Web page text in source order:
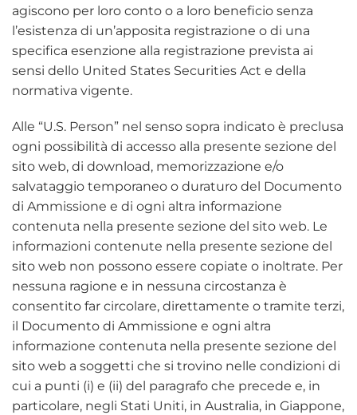
agiscono per loro conto o a loro beneficio senza
l’esistenza di un’apposita registrazione o di una
specifica esenzione alla registrazione prevista ai
sensi dello United States Securities Act e della
normativa vigente.
Alle “U.S. Person” nel senso sopra indicato è preclusa
ogni possibilità di accesso alla presente sezione del
sito web, di download, memorizzazione e/o
salvataggio temporaneo o duraturo del Documento
di Ammissione e di ogni altra informazione
contenuta nella presente sezione del sito web. Le
informazioni contenute nella presente sezione del
sito web non possono essere copiate o inoltrate. Per
nessuna ragione e in nessuna circostanza è
consentito far circolare, direttamente o tramite terzi,
il Documento di Ammissione e ogni altra
informazione contenuta nella presente sezione del
sito web a soggetti che si trovino nelle condizioni di
cui a punti (i) e (ii) del paragrafo che precede e, in
particolare, negli Stati Uniti, in Australia, in Giappone,